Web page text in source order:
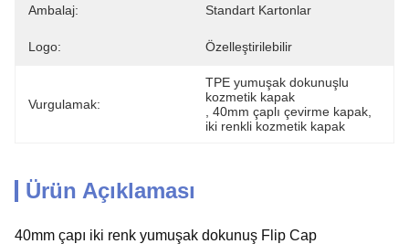
Ambalaj: Standart Kartonlar
Logo: Özelleştirilebilir
Vurgulamak:
TPE yumuşak dokunuşlu
kozmetik kapak
40mm çaplı çevirme kapak
iki renkli kozmetik kapak
Ürün Açıklaması
40mm çapı iki renk yumuşak dokunuş Flip Cap